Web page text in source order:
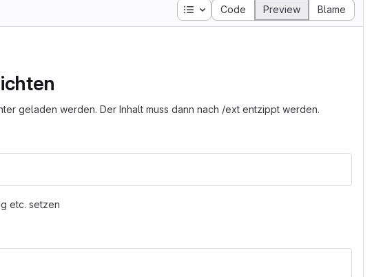
Table of contents
Code Preview Blame
geladen werden. Der Inhalt muss dann nach /ext entzippt werden.
etc. setzen